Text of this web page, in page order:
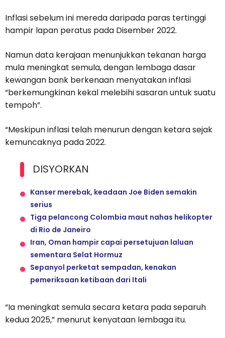
Inflasi sebelum ini mereda daripada paras tertinggi
hampir lapan peratus pada Disember 2022.
Namun data kerajaan menunjukkan tekanan harga
mula meningkat semula, dengan lembaga dasar
kewangan bank berkenaan menyatakan inflasi
“berkemungkinan kekal melebihi sasaran untuk suatu
tempoh”.
“Meskipun inflasi telah menurun dengan ketara sejak
kemuncaknya pada 2022.
DISYORKAN
Kanser merebak, keadaan Joe Biden semakin
serius
Tiga pelancong Colombia maut nahas helikopter
di Rio de Janeiro
Iran, Oman hampir capai persetujuan laluan
sementara Selat Hormuz
Sepanyol perketat sempadan, kenakan
pemeriksaan ketibaan dari Itali
“Ia meningkat semula secara ketara pada separuh
kedua 2025,” menurut kenyataan lembaga itu.